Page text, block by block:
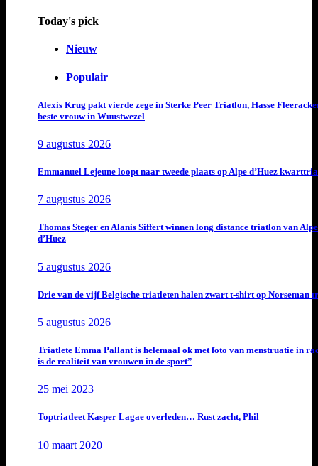
Today's pick
Nieuw
Populair
Alexis Krug pakt vierde zege in Sterke Peer Triatlon, Hasse
beste vrouw in Wuustwezel
9 augustus 2026
Emmanuel Lejeune loopt naar tweede plaats op Alpe d’Huez
7 augustus 2026
Thomas Steger en Alanis Siffert winnen long distance triatlon van Alpe
d’Huez
5 augustus 2026
Drie van de vijf Belgische triatleten halen zwart t-shirt op Norseman
5 augustus 2026
Triatlete Emma Pallant is helemaal ok met foto van menstruatie in
is de realiteit van vrouwen in de sport”
25 mei 2023
Toptriatleet Kasper Lagae overleden… Rust zacht, Phil
10 maart 2020